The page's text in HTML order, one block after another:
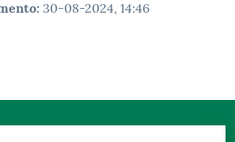
: 30-08-2024, 14:46